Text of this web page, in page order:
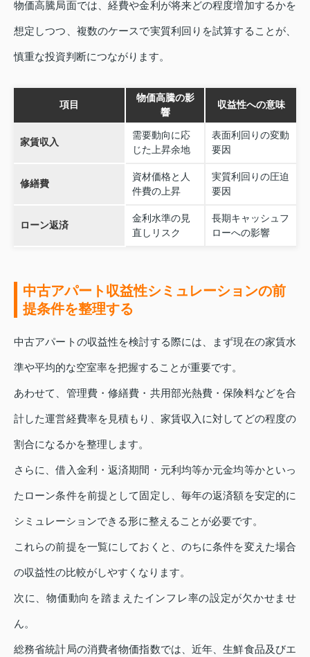
物価高騰局面では、経費や金利が将来どの程度増加するかを
想定しつつ、複数のケースで実質利回りを試算することが、
慎重な投資判断につながります。
項目
物価高騰の影
響
収益性への意味
家賃収入
需要動向に応
じた上昇余地
表面利回りの変動
要因
修繕費
資材価格と人
件費の上昇
実質利回りの圧迫
要因
ローン返済
金利水準の見
直しリスク
長期キャッシュフ
ローへの影響
中古アパート収益性シミュレーションの前
提条件を整理する
中古アパートの収益性を検討する際には、まず現在の家賃水
準や平均的な空室率を把握することが重要です。
あわせて、管理費・修繕費・共用部光熱費・保険料などを合
計した運営経費率を見積もり、家賃収入に対してどの程度の
割合になるかを整理します。
さらに、借入金利・返済期間・元利均等か元金均等かといっ
たローン条件を前提として固定し、毎年の返済額を安定的に
シミュレーションできる形に整えることが必要です。
これらの前提を一覧にしておくと、のちに条件を変えた場合
の収益性の比較がしやすくなります。
次に、物価動向を踏まえたインフレ率の設定が欠かせませ
ん。
総務省統計局の消費者物価指数では、近年、生鮮食品及びエ